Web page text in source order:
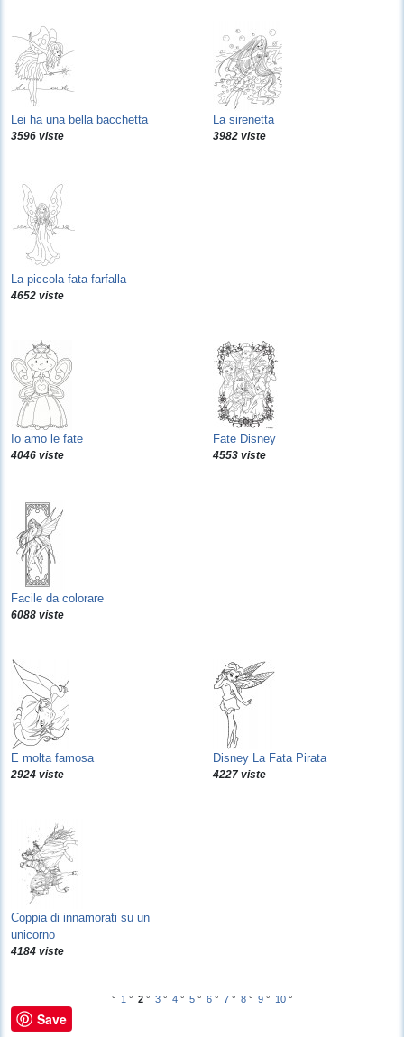
Lei ha una bella bacchetta
3596 viste
La sirenetta
3982 viste
La piccola fata farfalla
4652 viste
Io amo le fate
4046 viste
Fate Disney
4553 viste
Facile da colorare
6088 viste
E molta famosa
2924 viste
Disney La Fata Pirata
4227 viste
Coppia di innamorati su un
unicorno
4184 viste
° 1 ° 2 ° 3 ° 4 ° 5 ° 6 ° 7 ° 8 ° 9 ° 10 °
Save